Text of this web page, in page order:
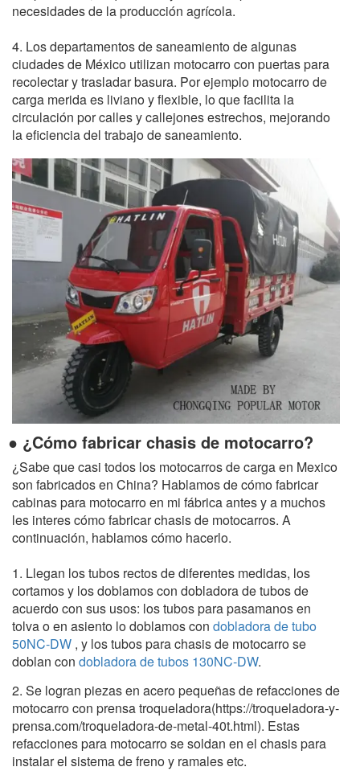
necesidades de la producción agrícola.
4. Los departamentos de saneamiento de algunas
ciudades de México utilizan motocarro con puertas para
recolectar y trasladar basura. Por ejemplo motocarro de
carga merida es liviano y flexible, lo que facilita la
circulación por calles y callejones estrechos, mejorando
la eficiencia del trabajo de saneamiento.
● ¿Cómo fabricar chasis de motocarro?
¿Sabe que casi todos los motocarros de carga en Mexico
son fabricados en China? Hablamos de cómo fabricar
cabinas para motocarro en mi fábrica antes y a muchos
les interes cómo fabricar chasis de motocarros. A
continuación, hablamos cómo hacerlo.
1. Llegan los tubos rectos de diferentes medidas, los
cortamos y los doblamos con dobladora de tubos de
acuerdo con sus usos: los tubos para pasamanos en
tolva o en asiento lo doblamos con dobladora de tubo
50NC-DW , y los tubos para chasis de motocarro se
doblan con dobladora de tubos 130NC-DW.
2. Se logran piezas en acero pequeñas de refacciones de
motocarro con prensa troqueladora(https://troqueladora-y-
prensa.com/troqueladora-de-metal-40t.html). Estas
refacciones para motocarro se soldan en el chasis para
instalar el sistema de freno y ramales etc.